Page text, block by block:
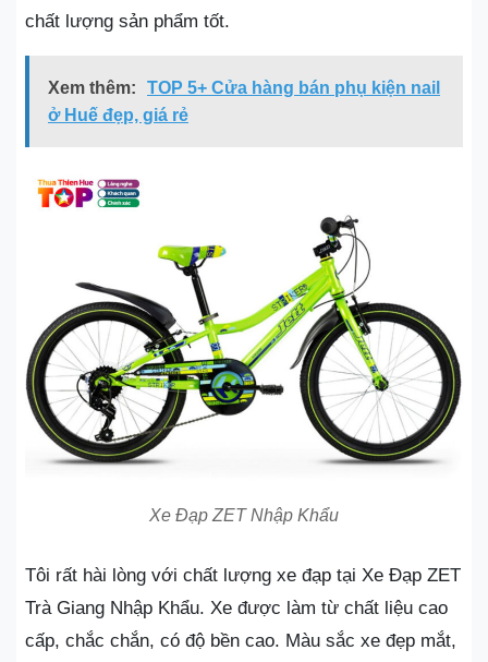
chất lượng sản phẩm tốt.
Xem thêm:
TOP 5+ Cửa hàng bán phụ kiện nail
ở Huế đẹp, giá rẻ
Xe Đạp ZET Nhập Khẩu
Tôi rất hài lòng với chất lượng xe đạp tại Xe Đạp ZET
Trà Giang Nhập Khẩu. Xe được làm từ chất liệu cao
cấp, chắc chắn, có độ bền cao. Màu sắc xe đẹp mắt,